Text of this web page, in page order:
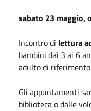
sabato 23 maggio,
Incontro di lettura
bambini dai 3 ai 6
adulto di
Gli appuntamenti
biblioteca o dalle